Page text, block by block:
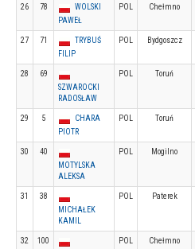
26 78
WOLSKI
PAWEŁ
POL Chełmno
27 71
TRYBUŚ
FILIP
POL Bydgoszcz
28
69
SZWAROCKI
RADOSŁAW
POL Toruń
29 5
CHARA
PIOTR
POL Toruń
30
40
MOTYLSKA
ALEKSA
POL Mogilno
31
38
MICHAŁEK
KAMIL
POL Paterek
32
100
POL Chełmno